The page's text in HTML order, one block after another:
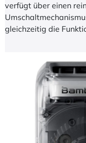
verfügt über einen
gleichzeitig die